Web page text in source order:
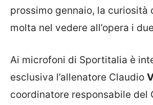
prossimo gennaio, la curiosità
molta nel vedere all’opera i
Ai microfoni di Sportitalia è
esclusiva l’allenatore Claudio
coordinatore responsabile del